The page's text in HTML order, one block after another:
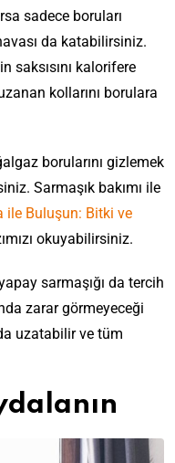
sadece boruları
da katabilirsiniz.
saksısını kalorifere
kollarını borulara
borularını gizlemek
Sarmaşık bakımı ile
ile Buluşun: Bitki ve
okuyabilirsiniz.
sarmaşığı da tercih
zarar görmeyeceği
uzatabilir ve tüm